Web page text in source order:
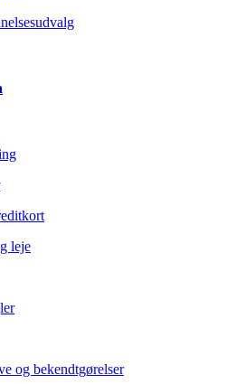
leje
og bekendtgørelser